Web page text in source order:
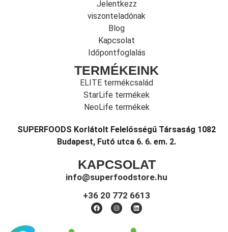
Jelentkezz
viszonteladónak
Blog
Kapcsolat
Időpontfoglalás
TERMÉKEINK
ELITE termékcsalád
StarLife termékek
NeoLife termékek
SUPERFOODS Korlátolt Felelősségű Társaság 1082
Budapest, Futó utca 6. 6. em. 2.
KAPCSOLAT
info@superfoodstore.hu
+36 20 772 6613